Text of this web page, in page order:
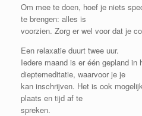
Om mee te doen, hoef je niets
te brengen: alles is
voorzien. Zorg er wel voor dat je
Een relaxatie duurt twee uur.
Iedere maand is er één gepland in
dieptemeditatie, waarvoor je je
kan inschrijven. Het is ook
plaats en tijd af te
spreken.